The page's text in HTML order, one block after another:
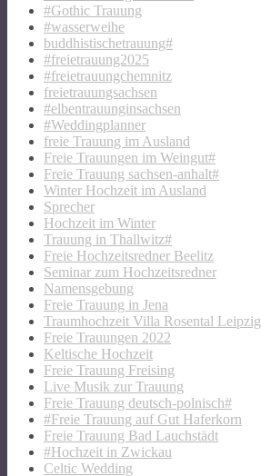
#Gothic Trauung
#wasserweihe
buddhistischetrauung#
#freietrauung2025
#freietrauungchemnitz
freietrauungsachsen
#elbentrauunginsachsen
#Weddingplanner
freie Trauung im Ausland
Freie Trauungen im Weingut#
Freie Trauung sachsen-anhalt#
Winter Hochzeit im Ausland
Sprecher
Hochzeit im Winter
Trauung in Thallwitz#
Freie Hochzeitsredner Beelitz
Seminar zum Hochzeitsredner
Namensgebung
Freie Trauung in Jena
Traumhochzeit Villa Rosental Leipzig
Freie Trauungen 2022
Keltische Hochzeit
Freie Trauung Freising
Live Musik zur Trauung
Freie Trauung deutsch-polnisch#
#Freie Trauung auf Gut Haferkorn
Freie Trauung Bad Lauchstädt
#Hochzeit in Zwickau
Celtic Wedding